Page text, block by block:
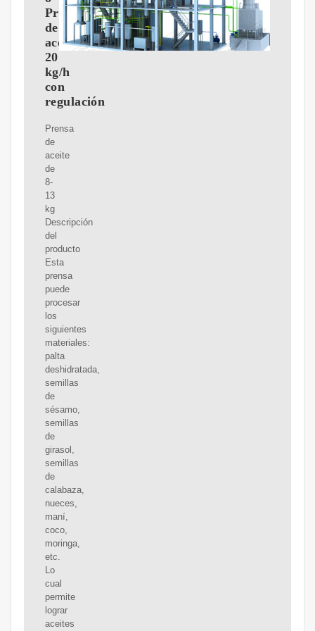
Prensa
de
aceite
20
kg/h
con
regulación
Prensa
de
aceite
de
8-
13
kg
Descripción
del
producto
Esta
prensa
puede
procesar
los
siguientes
materiales:
palta
deshidratada,
semillas
de
sésamo,
semillas
de
girasol,
semillas
de
calabaza,
nueces,
maní,
coco,
moringa,
etc.
Lo
cual
permite
lograr
aceites